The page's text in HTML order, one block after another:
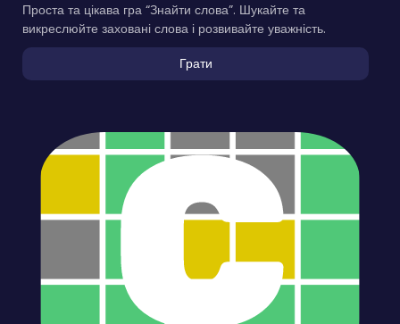
Проста та цікава гра “Знайти слова”. Шукайте та
викреслюйте заховані слова і розвивайте уважність.
Грати